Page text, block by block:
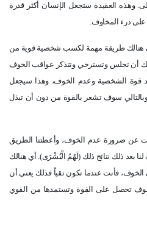
وهذه العقيدة ستجعل الإنسان أكثر قدرة
على درء المخاوف.
أن هنالك طريقة مهمة لكسب شخصية قوية من
أن تجلس وتسترخي وتتذكر عواقب الخوف
قوة الشخصية وعدم الخوف، وهذا سيجعل
سوف تشعر بالقوة من دون أن تبذل
عن ضرورة عدم الخوف، وأعطتنا الطريق
بعد ذلك نتائج ذلك (لَهُمُ الْبُشْرَى). أي هنالك
فأنت عندما تكون تقياً فذلك يعني أن
تحصل على القوة وتستمدها من القوي